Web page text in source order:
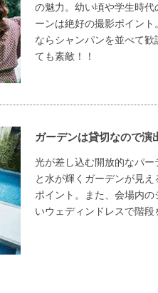
の魅力。幼い頃や学生時
ーンは絶好の撮影ポイン
ならシャンパンを並べて
ても素敵！！
ガーデンは貸切なので演
光が差し込む開放的なパ
と水が輝くガーデンが見
ポイント。また、会場内
いウェディンドレスで階段